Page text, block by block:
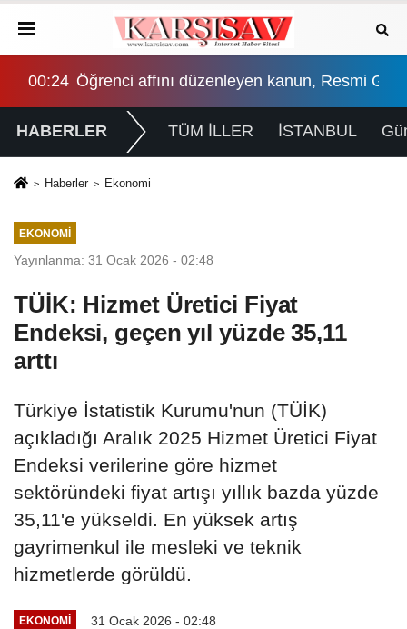
Gazete'de yayımlandı
03:03 Mamak'ta Lavanta Şenliği renkli görüntülere
HABERLER TÜM İLLER İSTANBUL
Haberler Ekonomi
EKONOMI
Yayınlanma: 31 Ocak 2026 - 02:48
TÜİK: Hizmet Üretici Fiyat
Endeksi, geçen yıl yüzde 35,11
arttı
Türkiye İstatistik Kurumu'nun (TÜİK)
açıkladığı Aralık 2025 Hizmet Üretici Fiyat
Endeksi verilerine göre hizmet
sektöründeki fiyat artışı yıllık bazda yüzde
35,11'e yükseldi. En yüksek artış
gayrimenkul ile mesleki ve teknik
hizmetlerde görüldü.
EKONOMI 31 Ocak 2026 - 02:48